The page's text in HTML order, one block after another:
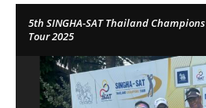
5th SINGHA-SAT Thailand Champions
Tour 2025